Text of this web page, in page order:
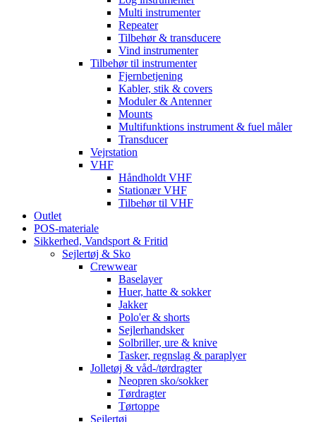
Multi instrumenter
Repeater
Tilbehør & transducere
Vind instrumenter
Tilbehør til instrumenter
Fjernbetjening
Kabler, stik & covers
Moduler & Antenner
Mounts
Multifunktions instrument & fuel måler
Transducer
Vejrstation
VHF
Håndholdt VHF
Stationær VHF
Tilbehør til VHF
Outlet
POS-materiale
Sikkerhed, Vandsport & Fritid
Sejlertøj & Sko
Crewwear
Baselayer
Huer, hatte & sokker
Jakker
Polo'er & shorts
Sejlerhandsker
Solbriller, ure & knive
Tasker, regnslag & paraplyer
Jolletøj & våd-/tørdragter
Neopren sko/sokker
Tørdragter
Tørtoppe
Sejlertøj